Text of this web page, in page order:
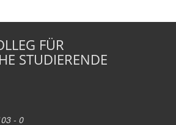
FÜR
STUDIERENDE
- 0